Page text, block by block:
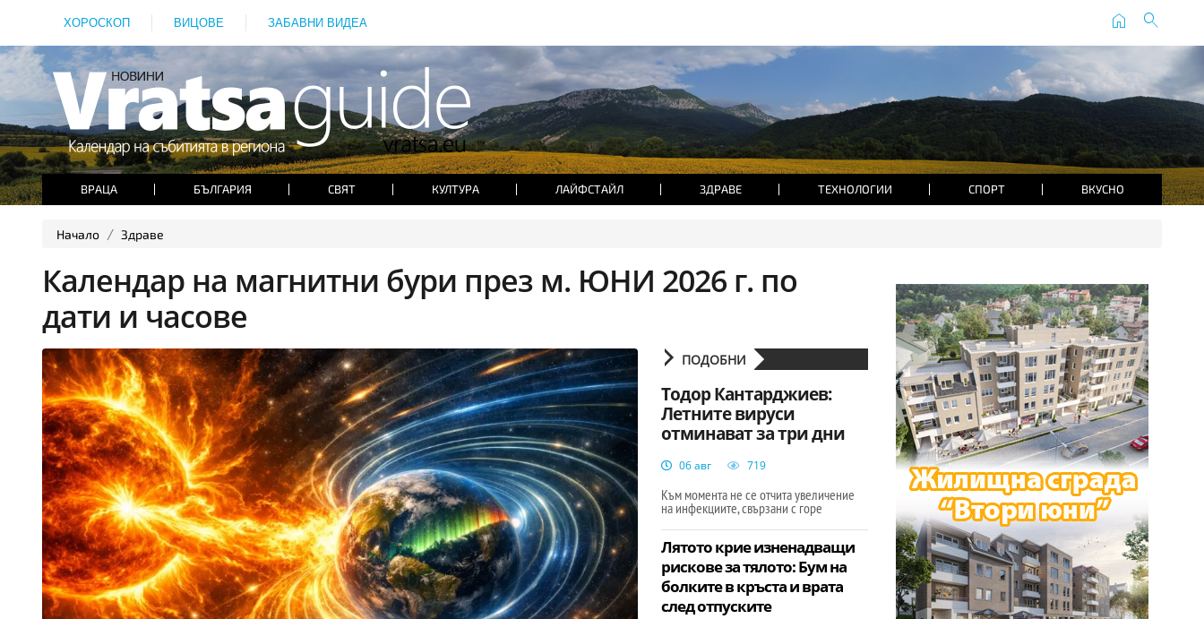
ХОРОСКОП ВИЦОВЕ ЗАБАВНИ ВИДЕА home search
ВРАЦА БЪЛГАРИЯ СВЯТ КУЛТУРА ЛАЙФСТАЙЛ ЗДРАВЕ ТЕХНОЛОГИИ СПОРТ ВКУСНО
Начало Здраве
Календар на магнитни бури през м. ЮНИ 2026 г. по
дати и часове
ПОДОБНИ
Тодор Кантарджиев:
Летните вируси
отминават за три дни
06 авг 719
Към момента не се отчита увеличение
на инфекциите, свързани с горе
Лятото крие изненадващи
рискове за тялото: Бум на
болките в кръста и врата
след отпуските